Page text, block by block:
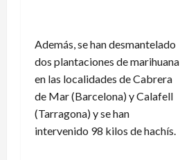
Además, se han desmantelado
dos plantaciones de marihuana
en las localidades de Cabrera
de Mar (Barcelona) y Calafell
(Tarragona) y se han
intervenido 98 kilos de hachís.